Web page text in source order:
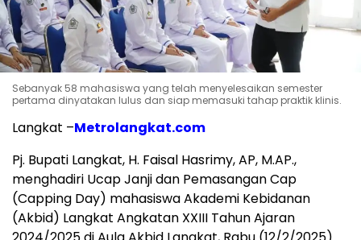
Sebanyak 58 mahasiswa yang telah menyelesaikan semester
pertama dinyatakan lulus dan siap memasuki tahap praktik klinis.
Langkat –Metrolangkat.com
Pj. Bupati Langkat, H. Faisal Hasrimy, AP, M.AP.,
menghadiri Ucap Janji dan Pemasangan Cap
(Capping Day) mahasiswa Akademi Kebidanan
(Akbid) Langkat Angkatan XXIII Tahun Ajaran